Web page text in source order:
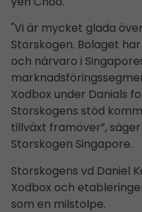
"Vi är mycket glada
Storskogen. Bolaget
och närvaro i
Xodbox under Danials
Storskogens stöd
tillväxt framöver”,
Storskogen Singapore.
Storskogens vd Daniel
Xodbox och
som en milstolpe.